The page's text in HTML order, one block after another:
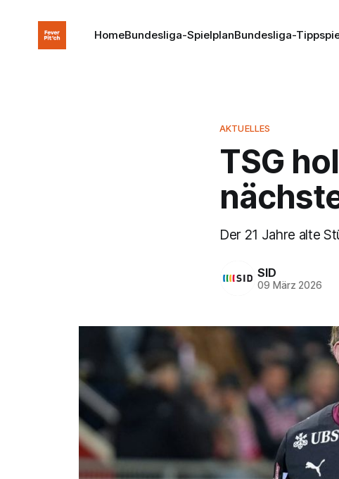
HomeBundesliga-SpielplanBundesliga-
AKTUELLES
TSG
Der 21 Jahre alte
SID
09 März 2026